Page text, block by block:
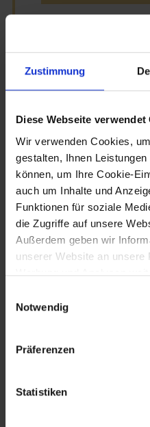
Zustimmung
Diese Webseite verwendet
Wir verwenden Cookies,
gestalten, Ihnen
können, um Ihre Cookie-
auch um Inhalte und
Funktionen für soziale
die Zugriffe auf unsere
Außerdem geben wir
unserer Website an unsere
Werbung und Analysen
gegeben ist, und in denen
effektiv durchsetzen
diese Informationen
zusammen, die Sie ihnen
haben.
Notwendig
Präferenzen
Statistiken
~23.7.1512
Stadtbrand in St.
10.3.1513
Verleihung eines
Heidenreichstein
I.
25.4.1513
Stände